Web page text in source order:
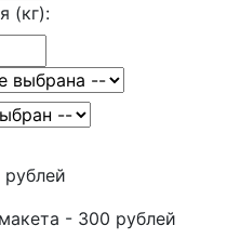
(кг):
- 300 рублей